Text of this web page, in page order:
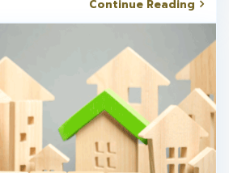
Continue Reading